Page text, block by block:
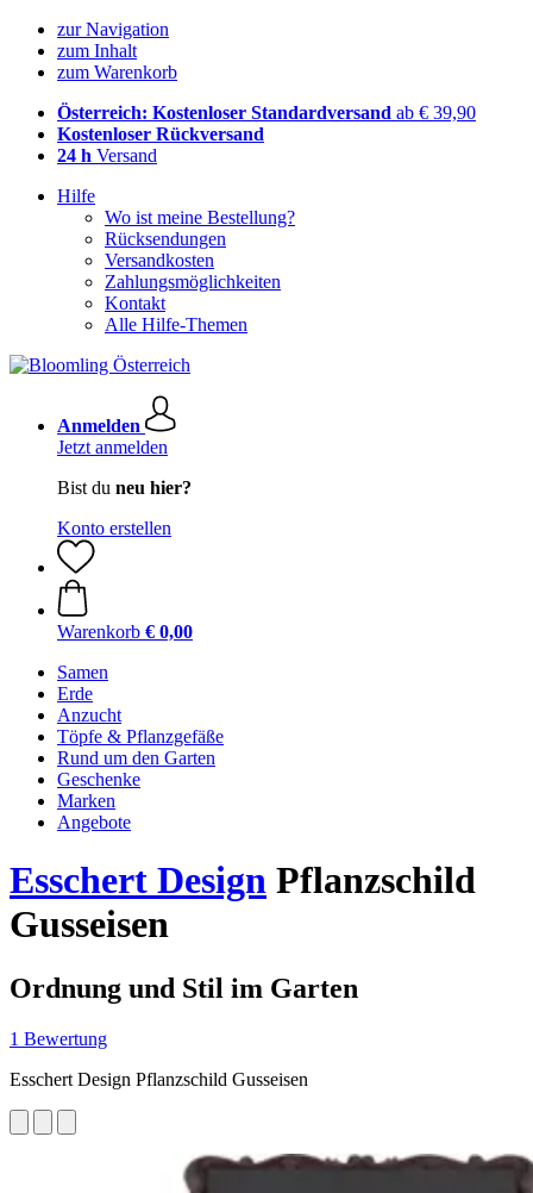
zur Navigation
zum Inhalt
zum Warenkorb
Österreich: Kostenloser Standardversand ab € 39,90
Kostenloser Rückversand
24 h Versand
Hilfe
Wo ist meine Bestellung?
Rücksendungen
Versandkosten
Zahlungsmöglichkeiten
Kontakt
Alle Hilfe-Themen
Anmelden
Jetzt anmelden
Bist du neu hier?
Konto erstellen
Warenkorb € 0,00
Samen
Erde
Anzucht
Töpfe & Pflanzgefäße
Rund um den Garten
Geschenke
Marken
Angebote
Esschert Design Pflanzschild
Gusseisen
Ordnung und Stil im Garten
1 Bewertung
Esschert Design Pflanzschild Gusseisen